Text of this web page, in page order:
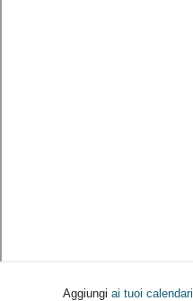
Aggiungi ai tuoi calendari